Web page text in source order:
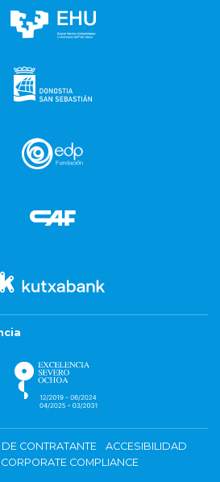
DE CONTRATANTE
ACCESIBILIDAD
CORPORATE COMPLIANCE